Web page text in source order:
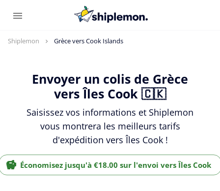
Shiplemon Grèce vers Cook Islands
Envoyer un colis de Grèce
vers Îles Cook 🇨🇰
Saisissez vos informations et Shiplemon
vous montrera les meilleurs tarifs
d'expédition vers Îles Cook !
Économisez jusqu'à €18.00 sur l'envoi vers Îles Cook